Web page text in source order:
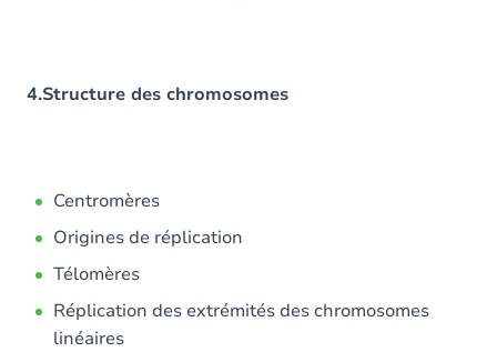
4.Structure des chromosomes
Centromères
Origines de réplication
Télomères
Réplication des extrémités des chromosomes
linéaires